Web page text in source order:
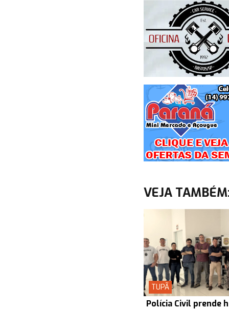
VEJA
TUPÃ
Polícia Civil prende